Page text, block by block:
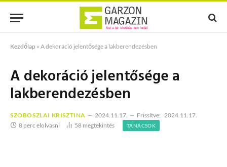
Kezdőlap » A dekoráció jelentősége a lakberendezésben
A dekoráció jelentősége a
lakberendezésben
SZOBOSZLAI KRISZTINA 2024.11.17. Frissítve: 2024.11.17.
8 perc elolvasni
58 megtekintés TANÁCSOK